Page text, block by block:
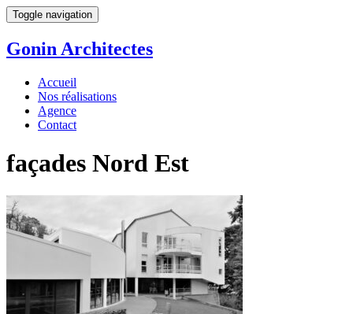
Toggle navigation
Gonin Architectes
Accueil
Nos réalisations
Agence
Contact
façades Nord Est